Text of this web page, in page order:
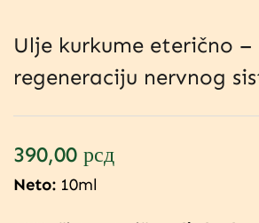
Ulje kurkume eterično
regeneraciju nervnog
390,00 рсд
Neto: 10ml